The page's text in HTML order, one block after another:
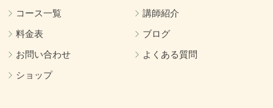
コース一覧
講師紹介
料金表
ブログ
お問い合わせ
よくある質問
ショップ